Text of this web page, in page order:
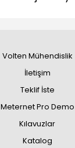
Volten Mühendislik
İletişim
Teklif İste
Meternet Pro Demo
Kılavuzlar
Katalog